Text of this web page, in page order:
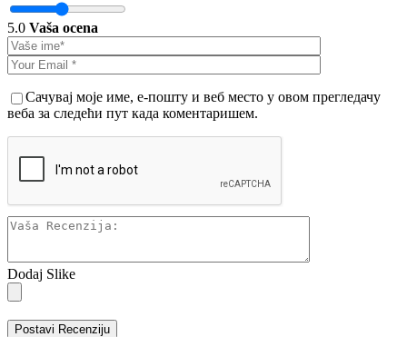
5.0 Vaša ocena
Сачувај моје име, е-пошту и веб место у овом прегледачу
веба за следећи пут када коментаришем.
Dodaj Slike
Postavi Recenziju